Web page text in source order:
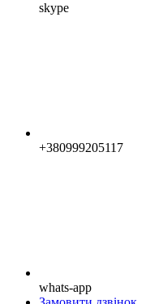
skype
+380999205117
whats-app